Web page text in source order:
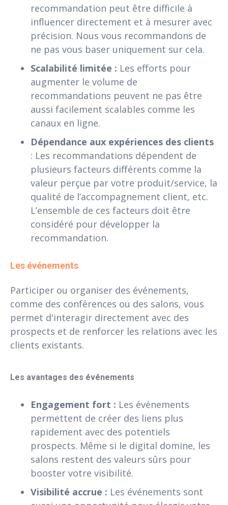
recommandation peut être difficile à
influencer directement et à mesurer avec
précision. Nous vous recommandons de
ne pas vous baser uniquement sur cela.
Scalabilité limitée : Les efforts pour
augmenter le volume de
recommandations peuvent ne pas être
aussi facilement scalables comme les
canaux en ligne.
Dépendance aux expériences des clients
: Les recommandations dépendent de
plusieurs facteurs différents comme la
valeur perçue par votre produit/service, la
qualité de l’accompagnement client, etc.
L’ensemble de ces facteurs doit être
considéré pour développer la
recommandation.
Les événements
Participer ou organiser des événements,
comme des conférences ou des salons, vous
permet d'interagir directement avec des
prospects et de renforcer les relations avec les
clients existants.
Les avantages des événements
Engagement fort : Les événements
permettent de créer des liens plus
rapidement avec des potentiels
prospects. Même si le digital domine, les
salons restent des valeurs sûrs pour
booster votre visibilité.
Visibilité accrue : Les événements sont